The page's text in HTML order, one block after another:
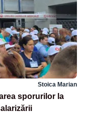
Stoica Marian
sporurilor la